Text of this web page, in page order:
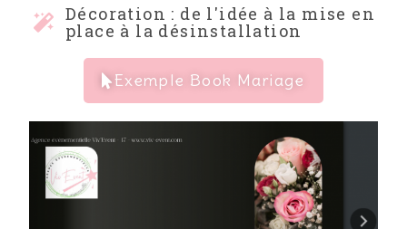
Décoration : de l'idée à la mise en
place à la désinstallation
Exemple Book Mariage